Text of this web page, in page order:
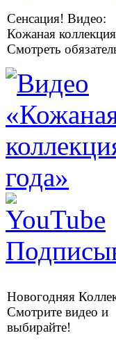
Сенсация! Видео:
Кожаная
Смотреть
Новогодняя
Смотрите видео и
выбирайте!